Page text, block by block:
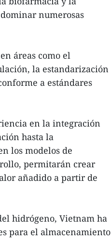
numerosas
áreas como el
la estandarización
a estándares
en la integración
hasta la
los modelos de
permitarán crear
añadido a partir de
hidrógeno, Vietnam ha
para el almacenamiento